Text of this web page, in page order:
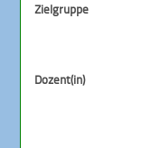
Zielgruppe
Dozent(in)